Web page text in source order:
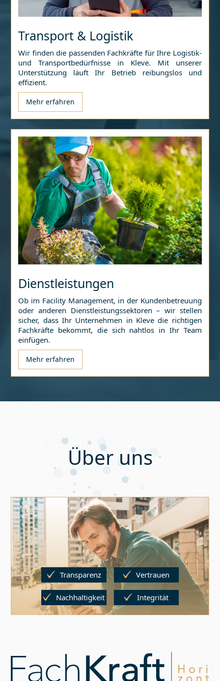
Transport & Logistik
Wir finden die passenden Fachkräfte für Ihre Logistik-
und Transportbedürfnisse in Kleve. Mit unserer
Unterstützung läuft Ihr Betrieb reibungslos und
effizient.
Mehr erfahren
Dienstleistungen
Ob im Facility Management, in der Kundenbetreuung
oder anderen Dienstleistungssektoren – wir stellen
sicher, dass Ihr Unternehmen in Klevedie richtigen
Fachkräfte bekommt, die sich nahtlos in Ihr Team
einfügen.
Mehr erfahren
Über uns
Transparenz Vertrauen
Nachhaltigkeit Integrität